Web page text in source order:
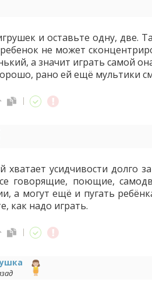
и оставьте одну, две.
не может
а значит играть самой
рано ей ещё мультики
хватает усидчивости долго
говорящие, поющие,
а могут ещё и пугать
как надо играть.